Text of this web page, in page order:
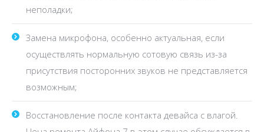
неполадки;
Замена микрофона, особенно актуальная, если
осуществлять нормальную сотовую связь из-за
присутствия посторонних звуков не представляется
возможным;
Восстановление после контакта девайса с влагой.